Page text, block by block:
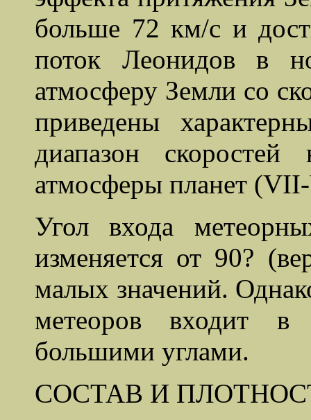
больше 72 км/с и
поток Леонидов в
атмосферу Земли со
приведены
диапазон
атмосферы планет
Угол входа
изменяется от 90?
малых значений.
метеоров входит в
большими углами.
СОСТАВ И